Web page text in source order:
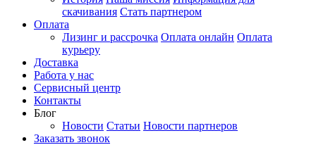
скачивания Стать партнером
Оплата
Лизинг и рассрочка Оплата онлайн Оплата
курьеру
Доставка
Работа у нас
Сервисный центр
Контакты
Блог
Новости Статьи Новости партнеров
Заказать звонок